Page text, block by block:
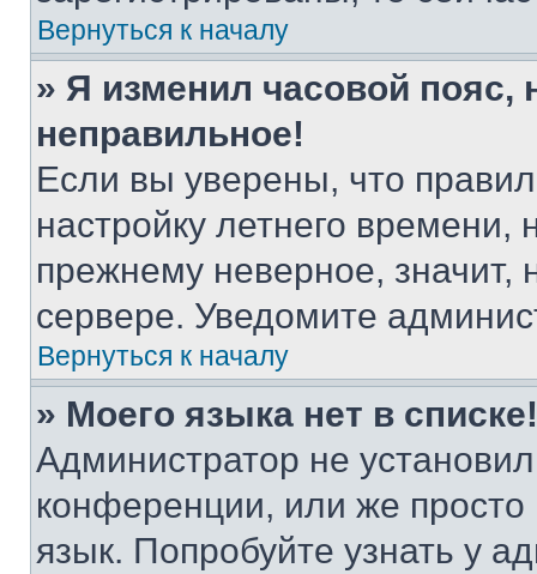
Вернуться к началу
» Я изменил часовой пояс,
неправильное!
Если вы уверены, что
настройку летнего
прежнему неверное, значит,
сервере. Уведомите
Вернуться к началу
» Моего языка нет в списке!
Администратор не
конференции, или же
язык. Попробуйте узнать у